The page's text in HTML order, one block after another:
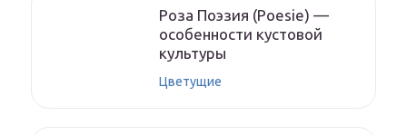
Роза Поэзия (Poesie) —
особенности кустовой
культуры
Цветущие